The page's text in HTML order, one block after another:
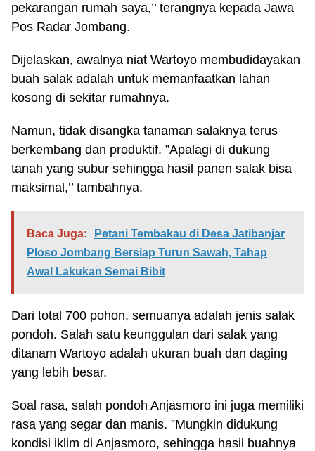
pekarangan rumah saya,’’ terangnya kepada Jawa
Pos Radar Jombang.
Dijelaskan, awalnya niat Wartoyo membudidayakan
buah salak adalah untuk memanfaatkan lahan
kosong di sekitar rumahnya.
Namun, tidak disangka tanaman salaknya terus
berkembang dan produktif. ”Apalagi di dukung
tanah yang subur sehingga hasil panen salak bisa
maksimal,’’ tambahnya.
Baca Juga:
Petani Tembakau di Desa Jatibanjar
Ploso Jombang Bersiap Turun Sawah, Tahap
Awal Lakukan Semai Bibit
Dari total 700 pohon, semuanya adalah jenis salak
pondoh. Salah satu keunggulan dari salak yang
ditanam Wartoyo adalah ukuran buah dan daging
yang lebih besar.
Soal rasa, salah pondoh Anjasmoro ini juga memiliki
rasa yang segar dan manis. ”Mungkin didukung
kondisi iklim di Anjasmoro, sehingga hasil buahnya